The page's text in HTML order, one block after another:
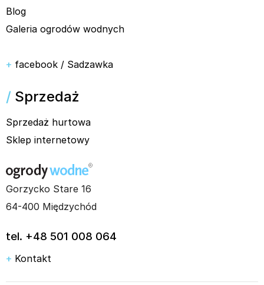
Blog
Galeria ogrodów wodnych
+ facebook / Sadzawka
/ Sprzedaż
Sprzedaż hurtowa
Sklep internetowy
Gorzycko Stare 16
64-400 Międzychód
tel. +48 501 008 064
+ Kontakt